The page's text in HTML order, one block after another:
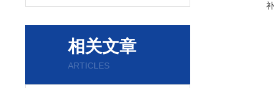
相关文章
ARTICLES